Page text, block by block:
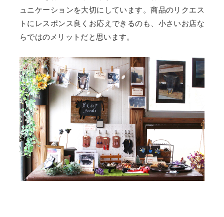
ュニケーションを大切にしています。商品のリクエス
トにレスポンス良くお応えできるのも、小さいお店な
らではのメリットだと思います。